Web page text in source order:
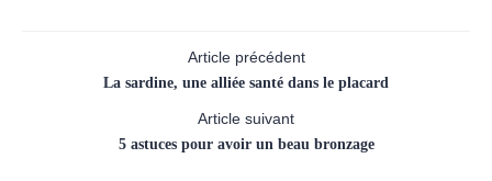
Article précédent
La sardine, une alliée santé dans le placard
Article suivant
5 astuces pour avoir un beau bronzage